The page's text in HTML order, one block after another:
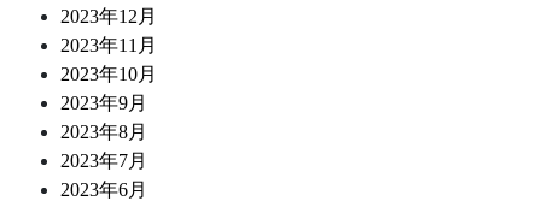
2023年12月
2023年11月
2023年10月
2023年9月
2023年8月
2023年7月
2023年6月